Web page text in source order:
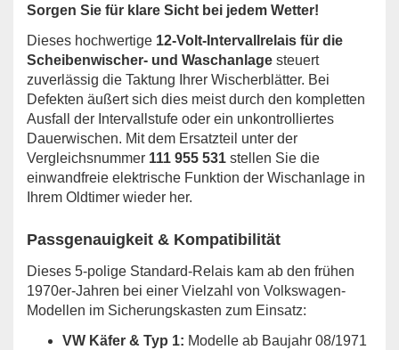
Sorgen Sie für klare Sicht bei jedem Wetter!
Dieses hochwertige 12-Volt-Intervallrelais für die
Scheibenwischer- und Waschanlage steuert
zuverlässig die Taktung Ihrer Wischerblätter. Bei
Defekten äußert sich dies meist durch den kompletten
Ausfall der Intervallstufe oder ein unkontrolliertes
Dauerwischen. Mit dem Ersatzteil unter der
Vergleichsnummer 111 955 531 stellen Sie die
einwandfreie elektrische Funktion der Wischanlage in
Ihrem Oldtimer wieder her.
Passgenauigkeit & Kompatibilität
Dieses 5-polige Standard-Relais kam ab den frühen
1970er-Jahren bei einer Vielzahl von Volkswagen-
Modellen im Sicherungskasten zum Einsatz:
VW Käfer & Typ 1: Modelle ab Baujahr 08/1971